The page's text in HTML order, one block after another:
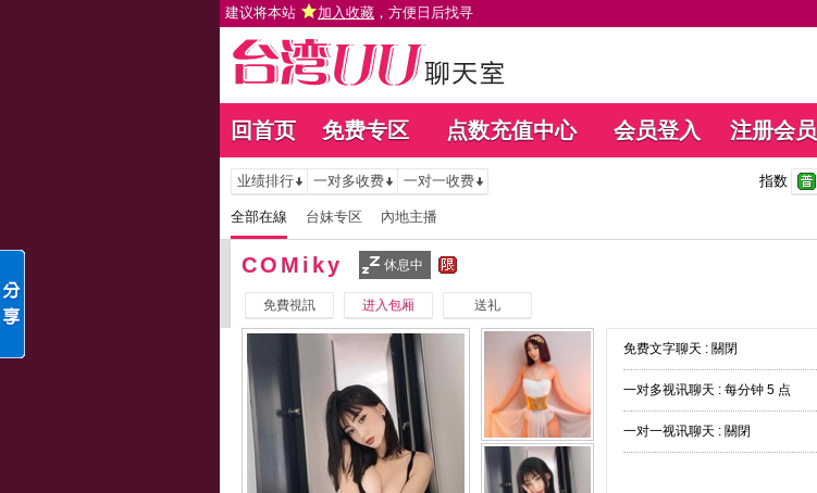
建议将本站 加入收藏 ，方便日后找寻
回首页 免费专区 点数充值中心 会员登入 注册会员
业绩排行 一对多收费 一对一收费 指数
全部在線 台妹专区 內地主播
COMiky 休息中
免費視訊 进入包厢 送礼
免费文字聊天 : 關閉
一对多视讯聊天 : 每分钟 5 点
一对一视讯聊天 : 關閉